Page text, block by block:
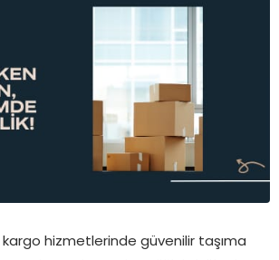
hizmetlerinde güvenilir taşıma